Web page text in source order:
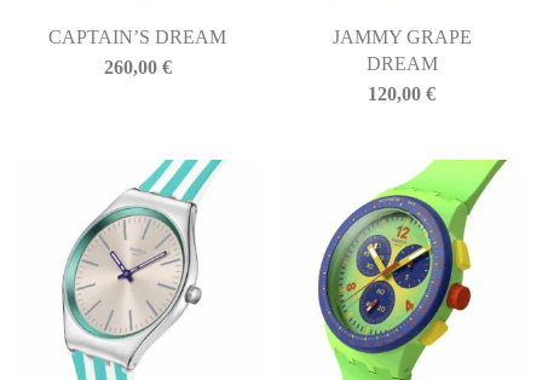
CAPTAIN’S DREAM
260,00 €
JAMMY GRAPE
DREAM
120,00€